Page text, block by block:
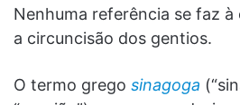
Nenhuma referência se faz
a circuncisão dos gentios.
O termo grego sinagoga